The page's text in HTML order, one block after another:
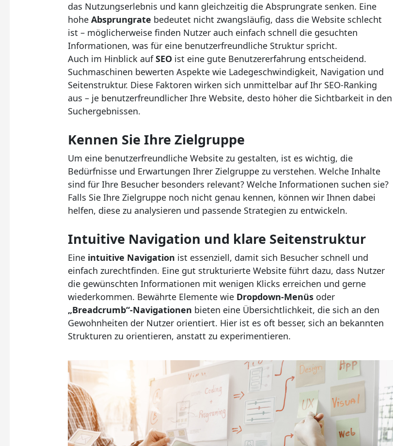
das Nutzungserlebnis und kann gleichzeitig die Absprungrate senken. Eine
hoheAbsprungrate bedeutet nicht zwangsläufig, dass die Website schlecht
ist – möglicherweise finden Nutzer auch einfach schnell die gesuchten
Informationen, was für eine benutzerfreundliche Struktur spricht.
Auch im Hinblick aufSEO ist eine gute Benutzererfahrung entscheidend.
Suchmaschinen bewerten Aspekte wie Ladegeschwindigkeit, Navigation und
Seitenstruktur. Diese Faktoren wirken sich unmittelbar auf Ihr SEO-Ranking
aus – je benutzerfreundlicher Ihre Website, desto höher die Sichtbarkeit in den
Suchergebnissen.
Kennen Sie Ihre Zielgruppe
Um eine benutzerfreundliche Website zu gestalten, ist es wichtig, die
Bedürfnisse und Erwartungen Ihrer Zielgruppe zu verstehen. Welche Inhalte
sind für Ihre Besucher besonders relevant? Welche Informationen suchen sie?
Falls Sie Ihre Zielgruppe noch nicht genau kennen, können wir Ihnen dabei
helfen, diese zu analysieren und passende Strategien zu entwickeln.
Intuitive Navigation und klare Seitenstruktur
Eine intuitive Navigation ist essenziell, damit sich Besucher schnell und
einfach zurechtfinden. Eine gut strukturierte Website führt dazu, dass Nutzer
die gewünschten Informationen mit wenigen Klicks erreichen und gerne
wiederkommen. Bewährte Elemente wie Dropdown-Menüs oder
„Breadcrumb“-Navigationen bieten eine Übersichtlichkeit, die sich an den
Gewohnheiten der Nutzer orientiert. Hier ist es oft besser, sich an bekannten
Strukturen zu orientieren, anstatt zu experimentieren.